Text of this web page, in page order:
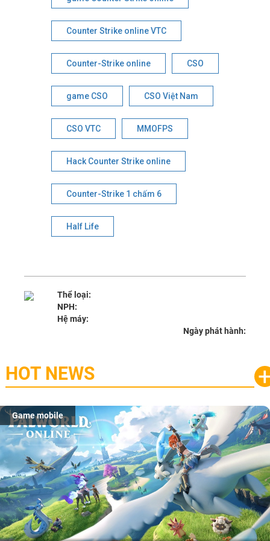
Counter Strike online VTC
Counter-Strike online CSO
game CSO CSO Việt Nam
CSO VTC MMOFPS
Hack Counter Strike online
Counter-Strike 1 chấm 6
Half Life
Thể loại:
NPH:
Hệ máy:
Ngày phát hành:
HOT NEWS
Game mobile